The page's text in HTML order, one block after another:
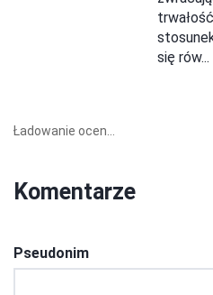
się rów...
Ładowanie ocen...
Komentarze
Pseudonim